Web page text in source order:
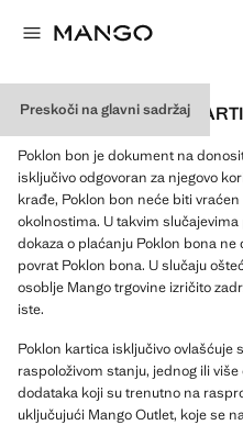
Preskoči na glavni sadržaj
UVJETI ZA POKLON
Poklon bon je dokument na
isključivo odgovoran za njegovo
krađe, Poklon bon neće biti
okolnostima. U takvim
dokaza o plaćanju Poklon bona
povrat Poklon bona. U slučaju
osoblje Mango trgovine izričito
iste.
Poklon kartica isključivo ovlašćuje
raspoloživom stanju, jednog ili
dodataka koji su trenutno na
uključujući Mango Outlet, koje se